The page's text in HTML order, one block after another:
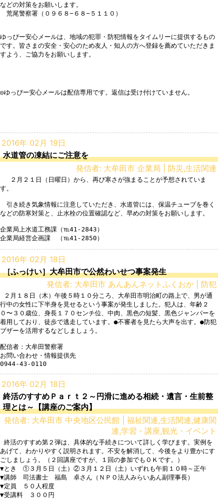
などの対策をお願いします。
荒尾警察署（０９６８−６８−５１１０）
ゆっぴー安心メールは、地域の犯罪・防犯情報をタイムリーに提供するもの
です。皆さまの安全・安心のため友人・知人の方へ登録を薦めていただきま
すよう、ご協力をお願いします。
◎ゆっぴー安心メールは配信専用です。返信は受け付けていません。
2016年 02月 19日
水道管の凍結にご注意を
発信者: 大牟田市 企業局 | 防災,生活関連
す。
引き続き気象情報に注意していただき、水道管には、保温チューブを巻く
などの防寒対策と、止水栓の位置確認など、早めの対策をお願いします。
企業局上水道工務課（℡41-2843）
企業局経営企画課　（℡41-2850）
2016年 02月 18日
［ふっけい］大牟田市で公然わいせつ事案発生
発信者: 大牟田市 あんあんネットふくおか | 防犯
行中の女性に下半身を見せるという事案が発生しました。犯人は、年齢２
０〜３０歳位、身長１７０センチ位、中肉、黒色の短髪、黒色ジャンパーを
着用しており、徒歩で逃走しています。●不審者を見たら大声を出す。●防犯
ブザーを活用するなどしましょう。
配信者：大牟田警察署
お問い合わせ・情報提供先
2016年 02月 18日
終活のすすめＰａｒｔ２～円滑に進める相続・遺言・生前整
理とは～【講座のご案内】
発信者: 大牟田市 中央地区公民館 | 福祉関連,生活関連,健康関
連,学習・講座,観光・イベント
あげて、わかりやすく説明されます。不安を解消して、今後をより豊かにす
ごしましょう。（２回講座ですが、１回の参加でもＯＫです。）
▼とき　①３月５日（土）②３月１２日（土）いずれも午前１０時～正午
▼講師　司法書士　福島　卓さん（ＮＰＯ法人みらいあん副理事長）
▼定員　５０人程度
▼受講料　３００円